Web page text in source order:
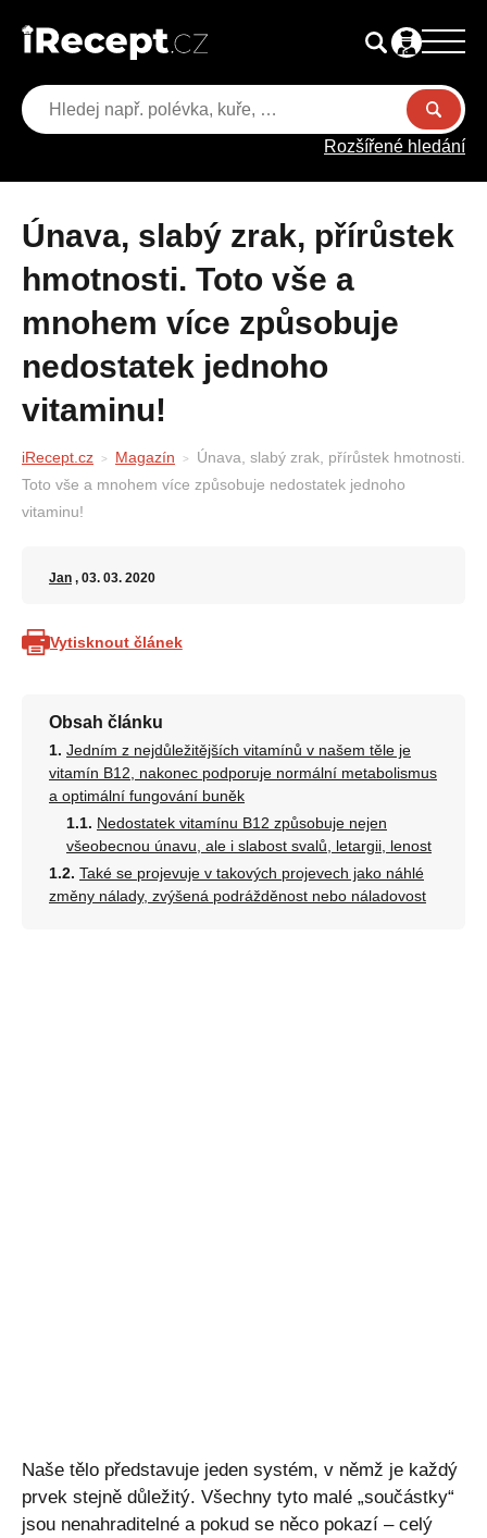
Rozšířené hledání
Únava, slabý zrak, přírůstek
hmotnosti. Toto vše a
mnohem více způsobuje
nedostatek jednoho
vitaminu!
iRecept.cz Magazín
Únava, slabý zrak, přírůstek hmotnosti.
Toto vše a mnohem více způsobuje nedostatek jednoho
vitaminu!
Jan , 03. 03. 2020
Vytisknout článek
Obsah článku
Jedním z nejdůležitějších vitamínů v našem těle je
vitamín B12, nakonec podporuje normální metabolismus
a optimální fungování buněk
Nedostatek vitamínu B12 způsobuje nejen
všeobecnou únavu, ale i slabost svalů, letargii, lenost
Také se projevuje v takových projevech jako náhlé
změny nálady, zvýšená podrážděnost nebo náladovost
Naše tělo představuje jeden systém, v němž je každý
prvek stejně důležitý. Všechny tyto malé „součástky“
jsou nenahraditelné a pokud se něco pokazí – celý